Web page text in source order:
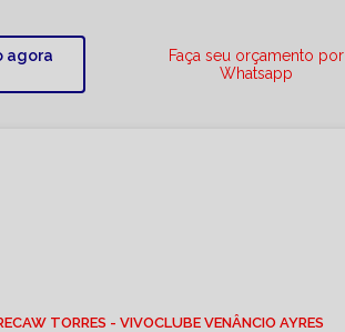
agora
Faça seu orçamento por
Whatsapp
CAW TORRES - VIVO CLUBE VENÂNCIO AYRES